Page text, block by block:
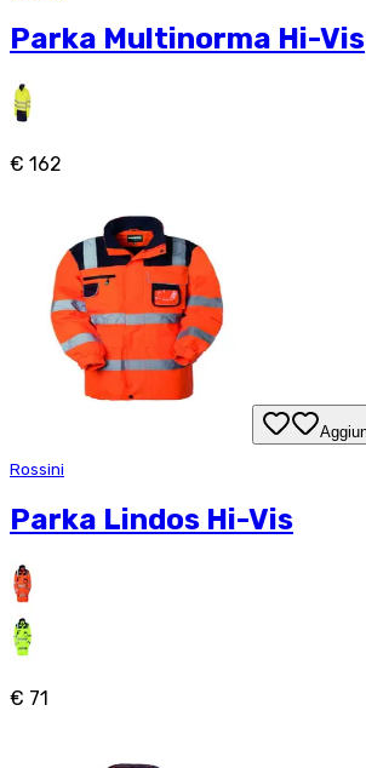
Parka Multinorma Hi-Vis
€ 162
Rossini
Parka Lindos Hi-Vis
€ 71